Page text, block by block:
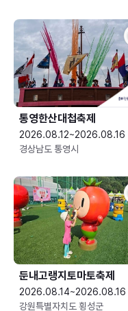
통영한산대첩축제
2026.08.12~2026.08.16
경상남도 통영시
둔내고랭지토마토축제
2026.08.14~2026.08.16
강원특별자치도 횡성군